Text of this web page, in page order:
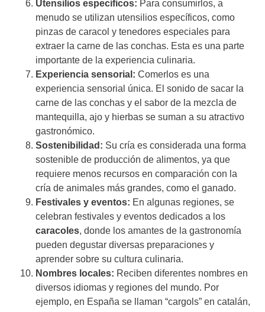
Utensilios específicos: Para consumirlos, a
menudo se utilizan utensilios específicos, como
pinzas de caracol y tenedores especiales para
extraer la carne de las conchas. Esta es una parte
importante de la experiencia culinaria.
Experiencia sensorial: Comerlos es una
experiencia sensorial única. El sonido de sacar la
carne de las conchas y el sabor de la mezcla de
mantequilla, ajo y hierbas se suman a su atractivo
gastronómico.
Sostenibilidad: Su cría es considerada una forma
sostenible de producción de alimentos, ya que
requiere menos recursos en comparación con la
cría de animales más grandes, como el ganado.
Festivales y eventos: En algunas regiones, se
celebran festivales y eventos dedicados a los
caracoles, donde los amantes de la gastronomía
pueden degustar diversas preparaciones y
aprender sobre su cultura culinaria.
Nombres locales: Reciben diferentes nombres en
diversos idiomas y regiones del mundo. Por
ejemplo, en España se llaman “cargols” en catalán,